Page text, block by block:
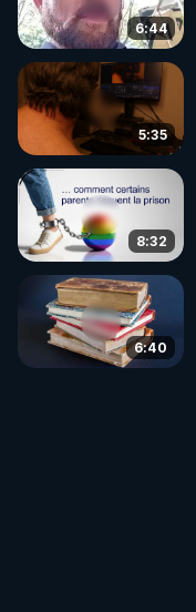
6:44
5:35
8:32
6:40